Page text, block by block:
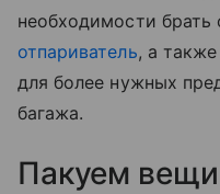
необходимости брать
отпариватель, а
для более нужных
багажа.
Пакуем